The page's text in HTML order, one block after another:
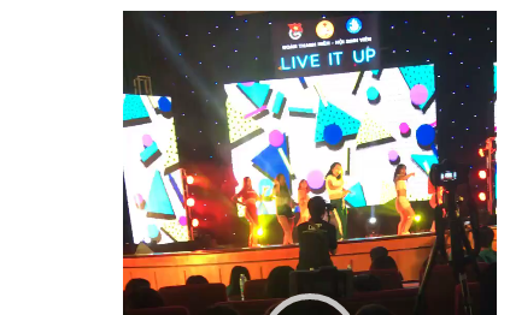
Trình
Video